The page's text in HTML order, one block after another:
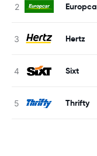
Hertz
Sixt
Thrifty